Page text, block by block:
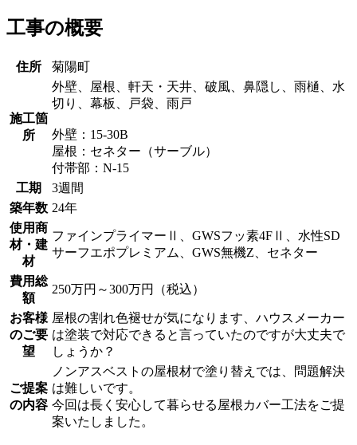
工事の概要
住所 菊陽町
施工箇
所
外壁、屋根、軒天・天井、破風、鼻隠し、雨樋、水
切り、幕板、戸袋、雨戸
外壁：15-30B
屋根：セネター（サーブル）
付帯部：N-15
工期
3週間
築年数 24年
使用商
材・建
材
ファインプライマーⅡ、GWSフッ素4FⅡ、水性SD
サーフエポプレミアム、GWS無機Z、セネター
費用総
額
250万円～300万円（税込）
お客様
のご要
望
屋根の割れ色褪せが気になります、ハウスメーカー
は塗装で対応できると言っていたのですが大丈夫で
しょうか？
ご提案
の内容
ノンアスベストの屋根材で塗り替えでは、問題解決
は難しいです。
今回は長く安心して暮らせる屋根カバー工法をご提
案いたしました。